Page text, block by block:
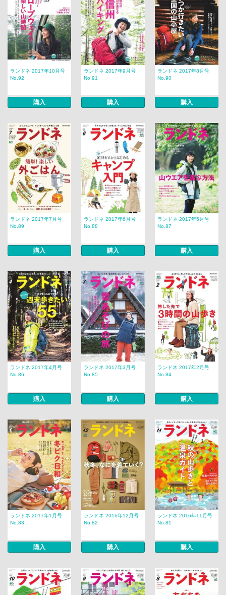
ランドネ 2017年10月号
No.92
購入
ランドネ 2017年9月号
No.91
購入
ランドネ 2017年8月号
No.90
購入
ランドネ 2017年7月号
No.89
購入
ランドネ 2017年6月号
No.88
購入
ランドネ 2017年5月号
No.87
購入
ランドネ 2017年4月号
No.86
購入
ランドネ 2017年3月号
No.85
購入
ランドネ 2017年2月号
No.84
購入
ランドネ 2017年1月号
No.83
購入
ランドネ 2016年12月号
No.82
購入
ランドネ 2016年11月号
No.81
購入